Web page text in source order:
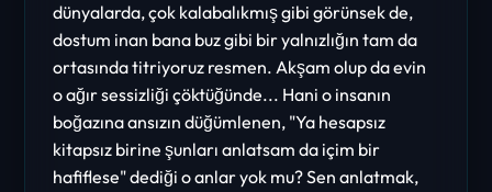
dünyalarda, çok kalabalıkmış gibi görünsek de,
dostum inan bana buz gibi bir yalnızlığın tam da
ortasında titriyoruz resmen. Akşam olup da evin
o ağır sessizliği çöktüğünde... Hani o insanın
boğazına ansızın düğümlenen, "Ya hesapsız
kitapsız birine şunları anlatsam da içim bir
hafiflese" dediği o anlar yok mu? Sen anlatmak,